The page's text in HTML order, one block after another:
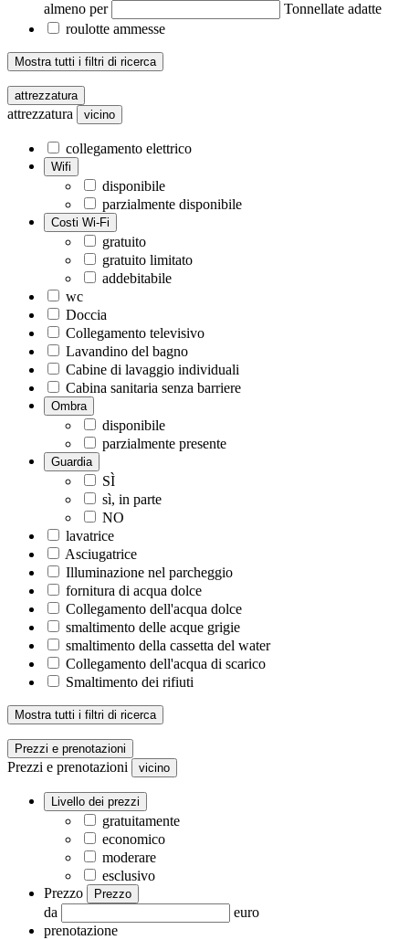
almeno per
Tonnellate adatte
roulotte ammesse
Mostra tutti i filtri di ricerca
attrezzatura
attrezzatura vicino
collegamento elettrico
Wifi
disponibile
parzialmente disponibile
Costi Wi-Fi
gratuito
gratuito limitato
addebitabile
wc
Doccia
Collegamento televisivo
Lavandino del bagno
Cabine di lavaggio individuali
Cabina sanitaria senza barriere
Ombra
disponibile
parzialmente presente
Guardia
SÌ
sì, in parte
NO
lavatrice
Asciugatrice
Illuminazione nel parcheggio
fornitura di acqua dolce
Collegamento dell'acqua dolce
smaltimento delle acque grigie
smaltimento della cassetta del water
Collegamento dell'acqua di scarico
Smaltimento dei rifiuti
Mostra tutti i filtri di ricerca
Prezzi e prenotazioni
Prezzi e prenotazioni vicino
Livello dei prezzi
gratuitamente
economico
moderare
esclusivo
Prezzo
Prezzo
da
euro
prenotazione